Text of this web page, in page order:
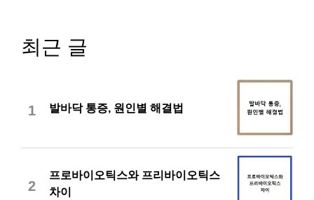
최근 글
1 발바닥 통증, 원인별 해결법
2
프로바이오틱스와 프리바이오틱스
차이